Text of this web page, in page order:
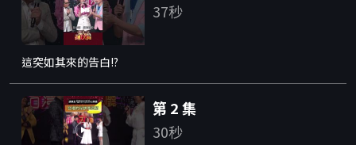
37秒
這突如其來的告白!?
第 2 集
30秒